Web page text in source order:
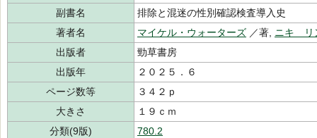
副書名
排除と混迷の性別確認検査導入史
著者名
マイケル・ウォーターズ ／著, ニキ リ
出版者
勁草書房
出版年
２０２５．６
ページ数等
３４２ｐ
大きさ
１９ｃｍ
分類(9版)
780.2